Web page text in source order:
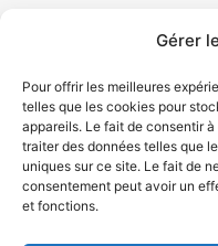
Gérer
Pour offrir les meilleures
telles que les cookies pour
appareils. Le fait de consentir
traiter des données telles que
uniques sur ce site. Le fait de
consentement peut avoir un
et fonctions.